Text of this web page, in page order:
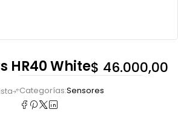
HR40 White$ 46.000,00
Categorías:Sensores